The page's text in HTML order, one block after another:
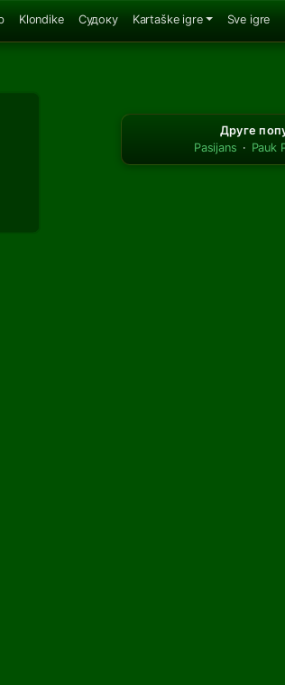
Klondike Судоку Kartaške igre Sve igre
Друге
Pasijans · Pauk